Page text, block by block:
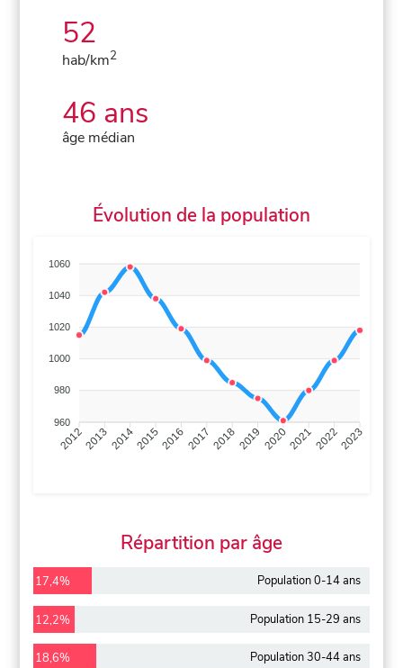
52
hab/km2
46 ans
âge médian
Évolution de la population
1060
1040
1020
1000
980
960
201220132014201520162017 20182019 2020202120222023
Répartition par âge
17,4% Population 0-14 ans
12,2% Population 15-29 ans
18,6% Population 30-44 ans